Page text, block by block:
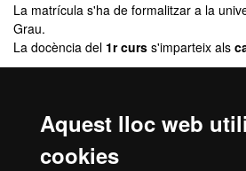
Aquest lloc web
cookies
La matrícula s'ha de formalitzar a la
Grau.
La docència del 1r curs s'imparteix als
Universidad Carlos III de Madrid (UC3M)